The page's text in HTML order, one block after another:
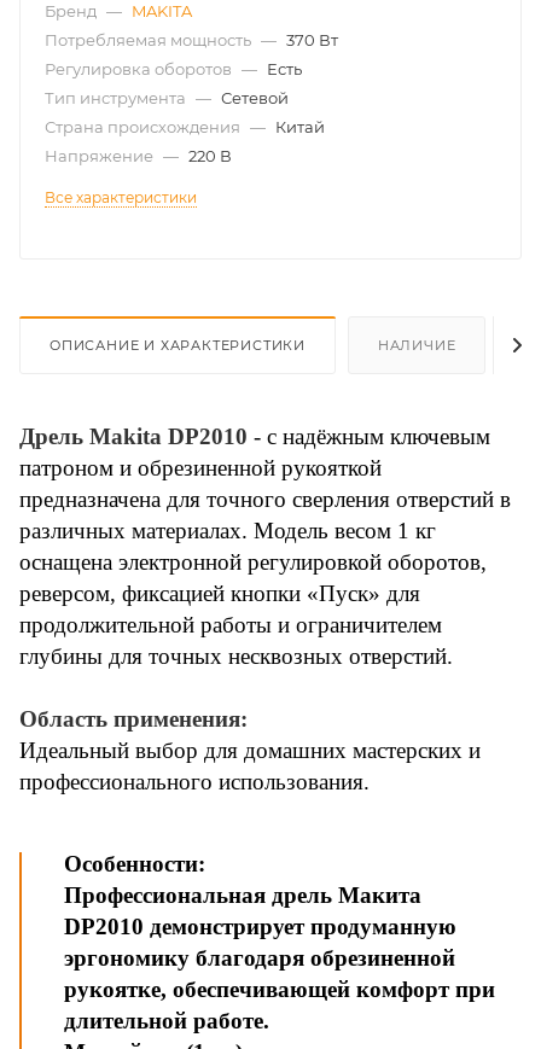
Бренд — MAKITA
Потребляемая мощность — 370 Вт
Регулировка оборотов — Есть
Тип инструмента — Сетевой
Страна происхождения — Китай
Напряжение — 220 В
Все характеристики
ОПИСАНИЕ И ХАРАКТЕРИСТИКИ НАЛИЧИЕ
Дрель Makita DP2010 - с надёжным ключевым
патроном и обрезиненной рукояткой
предназначена для точного сверления отверстий в
различных материалах. Модель весом 1 кг
оснащена электронной регулировкой оборотов,
реверсом, фиксацией кнопки «Пуск» для
продолжительной работы и ограничителем
глубины для точных несквозных отверстий.
Область применения:
Идеальный выбор для домашних мастерских и
профессионального использования.
Особенности:
Профессиональная дрель Макита
DP2010 демонстрирует продуманную
эргономику благодаря обрезиненной
рукоятке, обеспечивающей комфорт при
длительной работе.